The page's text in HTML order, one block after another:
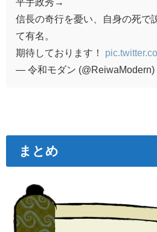
平手政秀→
信長の奇行を憂い、自身の死で
て有名。
期待しております！
— 令和モダン (@ReiwaModern)
まとめ